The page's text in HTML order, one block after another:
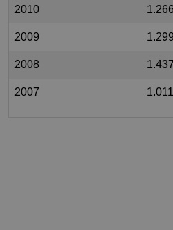
2010 1.266
2009 1.299
2008 1.437
2007 1.011